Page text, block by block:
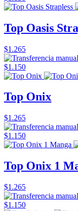
Top Oasis
$1.265
$1.150
Top Onix
$1.265
$1.150
Top Onix 1
$1.265
$1.150